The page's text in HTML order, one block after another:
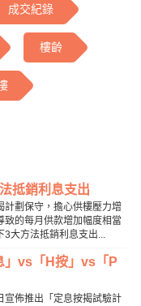
成交紀錄
樓齡
抵銷利息支出
計劃保守，擔心供樓壓力增
致的每月供款增加幅度相當
3大方法抵銷利息支出...
」vs「H按」vs「P
宣佈推出「定息按揭試驗計